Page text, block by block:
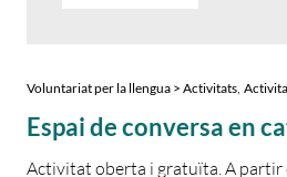
Voluntariat per la llengua > Activitats
Espai de conversa en
Activitat oberta i gratuïta. A partir